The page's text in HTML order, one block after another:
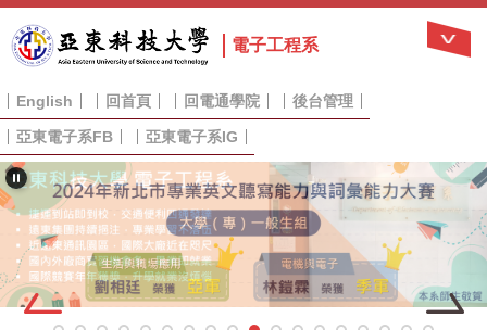
到
主
內
容
區
電子工程系
English 回首頁 回電通學院 後台管理
亞東電子系FB 亞東電子系IG